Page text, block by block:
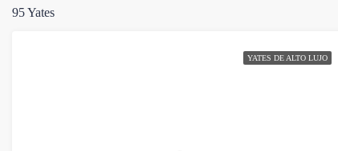
95 Yates
YATES DE ALTO LUJO